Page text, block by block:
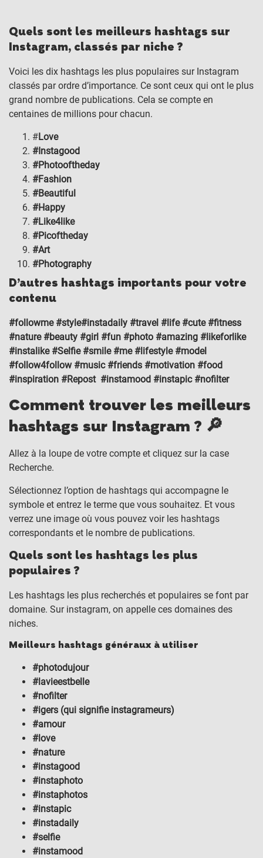
Quels sont les meilleurs hashtags sur
Instagram, classés par niche ?
Voici les dix hashtags les plus populaires sur Instagram
classés par ordre d’importance. Ce sont ceux qui ont le plus
grand nombre de publications. Cela se compte en
centaines de millions pour chacun.
#Love
#Instagood
#Photooftheday
#Fashion
#Beautiful
#Happy
#Like4like
#Picoftheday
#Art
#Photography
D’autres hashtags importants pour votre
contenu
#followme #style#instadaily #travel #life #cute #fitness
#nature #beauty #girl #fun #photo #amazing #likeforlike
#instalike #Selfie #smile #me #lifestyle #model
#follow4follow #music #friends #motivation #food
#inspiration #Repost #instamood #instapic #nofilter
Comment trouver les meilleurs
hashtags sur Instagram ? 🔎
Allez à la loupe de votre compte et cliquez sur la case
Recherche.
Sélectionnez l’option de hashtags qui accompagne le
symbole et entrez le terme que vous souhaitez. Et vous
verrez une image où vous pouvez voir les hashtags
correspondants et le nombre de publications.
Quels sont les hashtags les plus
populaires ?
Les hashtags les plus recherchés et populaires se font par
domaine. Sur instagram, on appelle ces domaines des
niches.
Meilleurs hashtags généraux à utiliser
#photodujour
#lavieestbelle
#nofilter
#igers (qui signifie instagrameurs)
#amour
#love
#nature
#instagood
#instaphoto
#instaphotos
#instapic
#instadaily
#selfie
#instamood